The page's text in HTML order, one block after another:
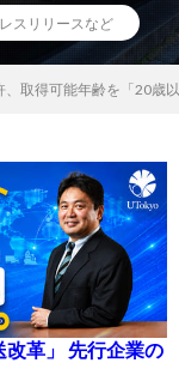
スリリースなど
、取得可能年齢を「20歳
革」 先行企業の